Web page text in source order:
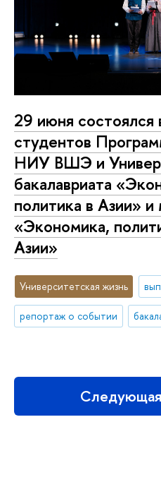
29 июня состоялся
студентов
НИУ ВШЭ и
бакалавриата
политика в Азии» и
«Экономика,
Азии»
Университетская жизнь
репортаж о событии